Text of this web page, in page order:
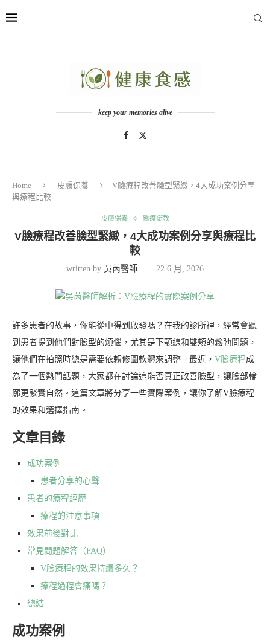
keep your memories alive
Home 皮膚保養
V臉療程改善臉型緊緻，4大成功案例分享
與療程比較
皮膚保養 醫療衛教
V臉療程改善臉型緊緻，4大成功案例分享與療程比
較
written by 吳芮醫師 22 6 月, 2026
許多患者的故事，你能從中得到啟發嗎？在我的診所裡，經常會聽
到患者提到他們對臉型的煩惱，尤其是下顎線和雙頰的鬆弛問題，
讓他們在拍照時總是需要依賴修圖軟體來調整。最近， V臉療程成
為了一個熱門話題，大家都在討論這能否真正改善臉型，讓臉部輪
廓更緊實自然。這篇文章將分享一些實際案例，讓你了解V臉療程
的效果和選擇指南。
文章目錄
成功案例
患者分享的心聲
患者的療程經歷
療程的注意事項
效果前後對比
常見問題解答（FAQ）
V臉療程的效果持續多久？
療程過程會痛嗎？
總結
成功案例